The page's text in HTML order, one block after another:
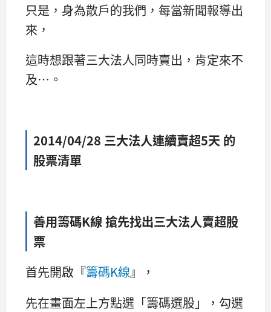
只是，身為散戶的我們，每當新聞報導出
來，
這時想跟著三大法人同時賣出，肯定來不
及…。
2014/04/28 三大法人連續賣超5天 的
股票清單
善用籌碼K線 搶先找出三大法人賣超股
票
首先開啟『籌碼K線』，
先在畫面左上方點選「籌碼選股」，勾選